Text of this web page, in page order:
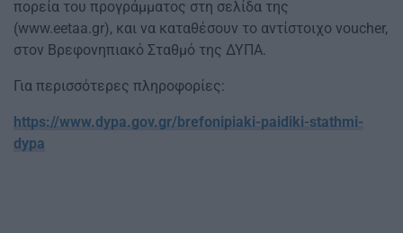
πορεία του προγράμματος στη σελίδα της
(www.eetaa.gr), και να καταθέσουν το αντίστοιχο voucher,
στον Βρεφονηπιακό Σταθμό της ΔΥΠΑ.
Για περισσότερες πληροφορίες:
https://www.dypa.gov.gr/brefonipiaki-paidiki-stathmi-
dypa